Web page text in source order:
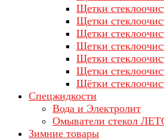
Щетки
Щетки
Щетки
Щетки
Щетки
Щетки
Щётки
Спецжидкости
Вода и Электролит
Омыватели стекол
Зимние товары